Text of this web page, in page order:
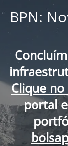
BPN:
Clique
portal